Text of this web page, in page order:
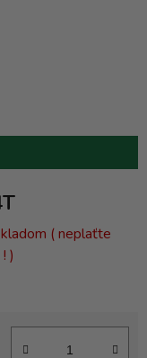
( neplaťte
)